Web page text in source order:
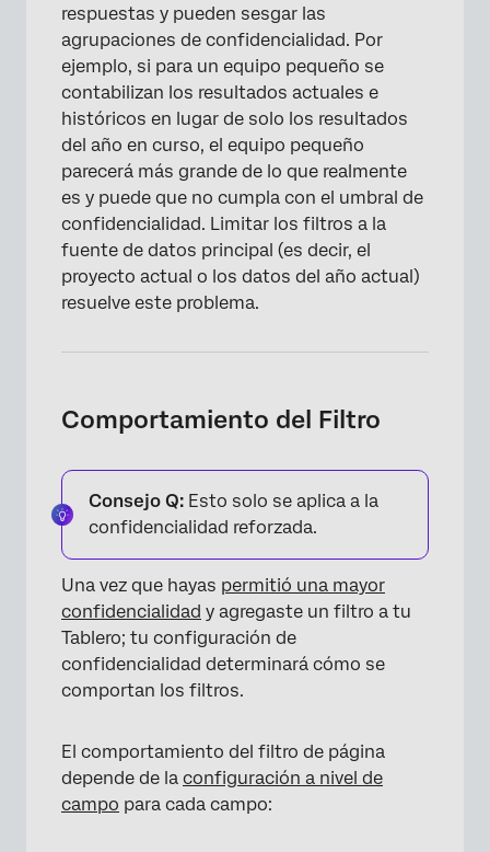
×
respuestas y pueden sesgar las
agrupaciones de confidencialidad. Por
ejemplo, si para un equipo pequeño se
contabilizan los resultados actuales e
históricos en lugar de solo los resultados
del año en curso, el equipo pequeño
parecerá más grande de lo que realmente
es y puede que no cumpla con el umbral de
confidencialidad. Limitar los filtros a la
fuente de datos principal (es decir, el
proyecto actual o los datos del año actual)
resuelve este problema.
Comportamiento del Filtro
Consejo Q: Esto solo se aplica a la
confidencialidad reforzada.
Una vez que hayas permitió una mayor
confidencialidad y agregaste un filtro a tu
Tablero; tu configuración de
confidencialidad determinará cómo se
comportan los filtros.
El comportamiento del filtro de página
depende de la configuración a nivel de
campo para cada campo: